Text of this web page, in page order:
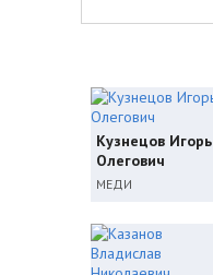
Кузнецов Игорь
Олегович
МЕДИ